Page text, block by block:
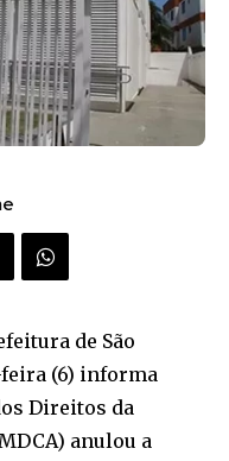
de São
(6) informa
Direitos da
anulou a